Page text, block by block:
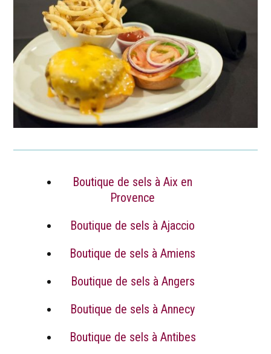
Boutique de sels à Aix en
Provence
Boutique de sels à Ajaccio
Boutique de sels à Amiens
Boutique de sels à Angers
Boutique de sels à Annecy
Boutique de sels à Antibes